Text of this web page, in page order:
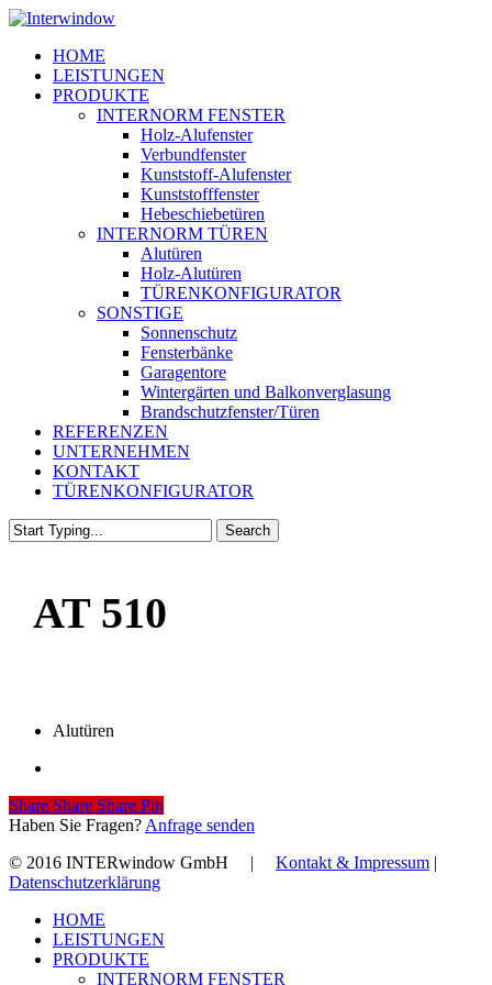
Skip
main
content
Menu
HOME
LEISTUNGEN
PRODUKTE
INTERNORM FENSTER
Holz-Alufenster
Verbundfenster
Kunststoff-Alufenster
Kunststofffenster
Hebeschiebetüren
INTERNORM TÜREN
Alutüren
Holz-Alutüren
TÜRENKONFIGURATOR
SONSTIGE
Sonnenschutz
Fensterbänke
Garagentore
Wintergärten und Balkonverglasung
Brandschutzfenster/Türen
REFERENZEN
UNTERNEHMEN
KONTAKT
TÜRENKONFIGURATOR
Search
AT 510
Alutüren
Share
Share Share Share Pin
Haben Sie Fragen? Anfrage senden
© 2016 INTERwindow GmbH | Kontakt & Impressum |
Datenschutzerklärung
Close
Menu
HOME
LEISTUNGEN
PRODUKTE
INTERNORM FENSTER